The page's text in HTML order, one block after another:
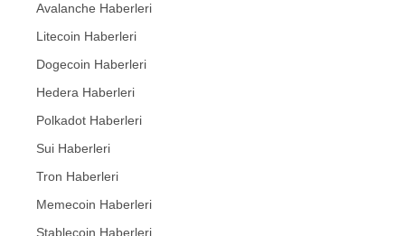
Avalanche Haberleri
Litecoin Haberleri
Dogecoin Haberleri
Hedera Haberleri
Polkadot Haberleri
Sui Haberleri
Tron Haberleri
Memecoin Haberleri
Stablecoin Haberleri